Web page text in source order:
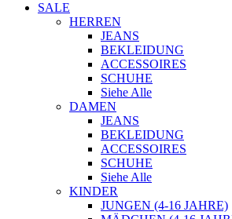
SALE
HERREN
JEANS
BEKLEIDUNG
ACCESSOIRES
SCHUHE
Siehe Alle
DAMEN
JEANS
BEKLEIDUNG
ACCESSOIRES
SCHUHE
Siehe Alle
KINDER
JUNGEN (4-16 JAHRE)